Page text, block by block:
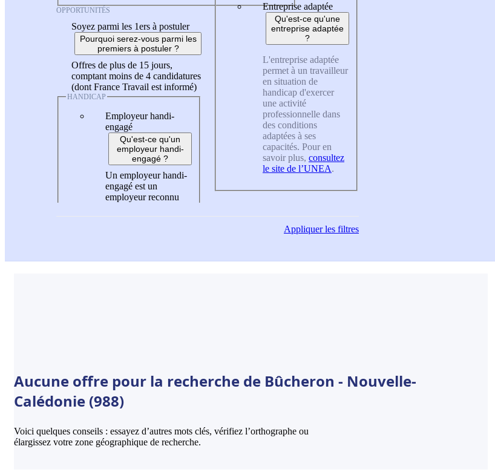
OPPORTUNITÉS
Soyez parmi les 1ers à postuler
Pourquoi serez-vous parmi les
premiers à postuler ?
Offres de plus de 15 jours,
comptant moins de 4 candidatures
(dont France Travail est informé)
HANDICAP
Employeur handi-
engagé
Qu'est-ce qu'un
employeur handi-
engagé ?
Un employeur handi-
engagé est un
employeur reconnu
Entreprise adaptée
Qu'est-ce qu'une
entreprise adaptée
?
L'entreprise adaptée
permet à un travailleur
en situation de
handicap d'exercer
une activité
professionnelle dans
des conditions
adaptées à ses
capacités. Pour en
savoir plus, consultez
le site de l’UNEA.
Appliquerles filtres
Aucune offre pour la recherche de Bûcheron - Nouvelle-
Calédonie (988)
Voici quelques conseils : essayez d’autres mots clés, vérifiez l’orthographe ou
élargissez votre zone géographique de recherche.